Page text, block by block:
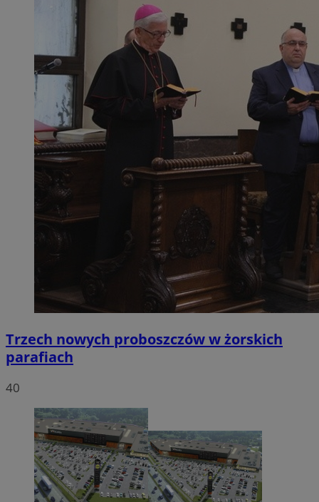
Trzech nowych proboszczów w żorskich
parafiach
40